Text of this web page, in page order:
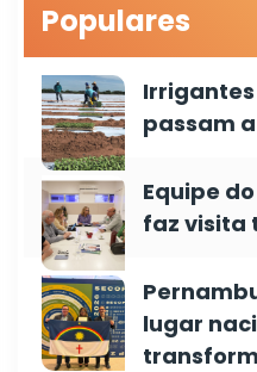
Populares
passam
Equipe
faz visita
lugar